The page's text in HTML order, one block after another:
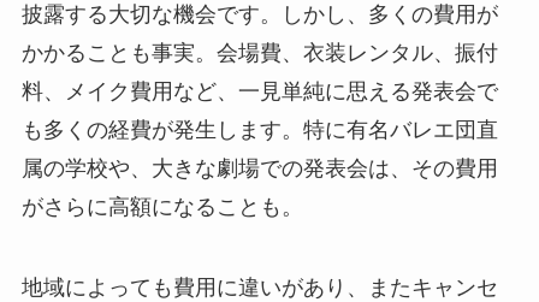
披露する大切な機会です。しかし、多くの費用が
かかることも事実。会場費、衣装レンタル、振付
料、メイク費用など、一見単純に思える発表会で
も多くの経費が発生します。特に有名バレエ団直
属の学校や、大きな劇場での発表会は、その費用
がさらに高額になることも。
地域によっても費用に違いがあり、またキャンセ